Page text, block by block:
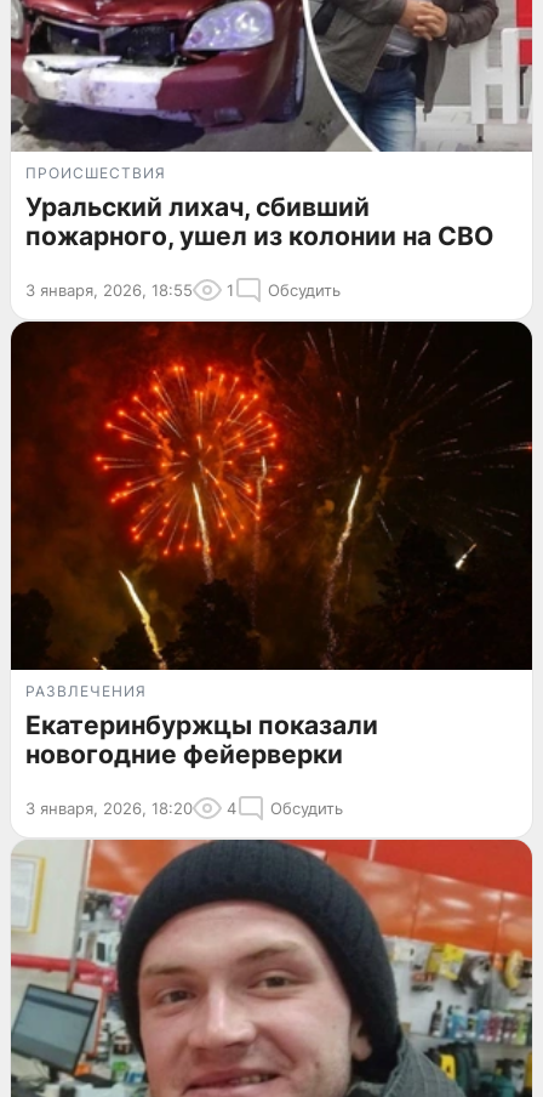
ПРОИСШЕСТВИЯ
Уральский лихач, сбивший
пожарного, ушел из колонии на СВО
3 января, 2026, 18:55 1 Обсудить
РАЗВЛЕЧЕНИЯ
Екатеринбуржцы показали
новогодние фейерверки
3 января, 2026, 18:20 4 Обсудить